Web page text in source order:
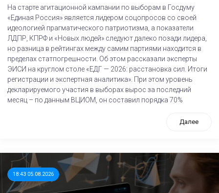
На старте агитационной кампании по выборам в Госдуму
«Единая Россия» является лидером соцопросов со своей
идеологией прагматического патриотизма, а показатели
ЛДПР, КПРФ и «Новых людей» следуют далеко позади лидера,
но разница в рейтингах между самим партиями находится в
пределах статпогрешности. Об этом рассказали эксперты
ЭИСИ на круглом столе «ЕДГ — 2026: расстановка сил. Итоги
регистрации и экспертная аналитика». При этом уровень
декларируемого участия в выборах вырос за последний
месяц – по данным ВЦИОМ, он составил порядка 70%
Далее
18:43 05.08.2026